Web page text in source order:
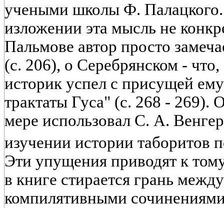
учеными школы Ф.
изложении эта мысль не
Пальмове автор просто
(с. 206), о Серебрянском -
историк успел с присущей
трактаты Гуса" (с. 268 - 269).
мере использовал С. А.
изучении истории таборитов
Эти упущения приводят к
в книге стирается грань
компилятивными